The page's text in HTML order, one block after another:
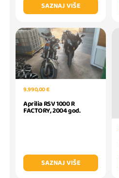
SAZNAJ VIŠE
9.990,00 €
Aprilia RSV 1000 R
FACTORY, 2004 god.
SAZNAJ VIŠE